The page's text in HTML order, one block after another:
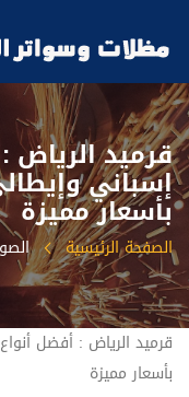
قرميد الرياض
إسباني
بأسعار مميزة
الصفحة الرئيسية
قرميد الرياض : أفضل
بأسعار مميزة